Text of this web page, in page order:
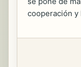
cooperación y